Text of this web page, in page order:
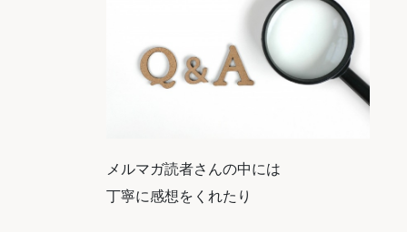
メルマガ読者さんの中には
丁寧に感想をくれたり